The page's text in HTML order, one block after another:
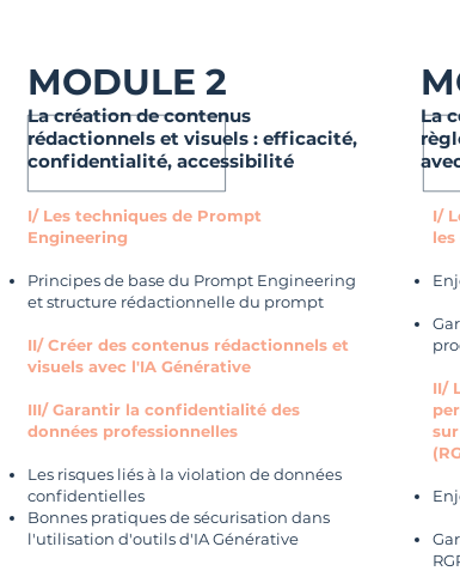
MODULE 2
La création de contenus
rédactionnels et visuels : efficacité,
confidentialité, accessibilité
I/ Les techniques de Prompt
Engineering
Principes de base du Prompt Engineering
et structure rédactionnelle du prompt
II/ Créer des contenus rédactionnels et
visuels avec l'IA Générative
III/ Garantir la confidentialité des
données professionnelles
Les risques liés à la violation de données
confidentielles
Bonnes pratiques de sécurisation dans
l'utilisation d'outils d'IA Générative
La
I/
II/